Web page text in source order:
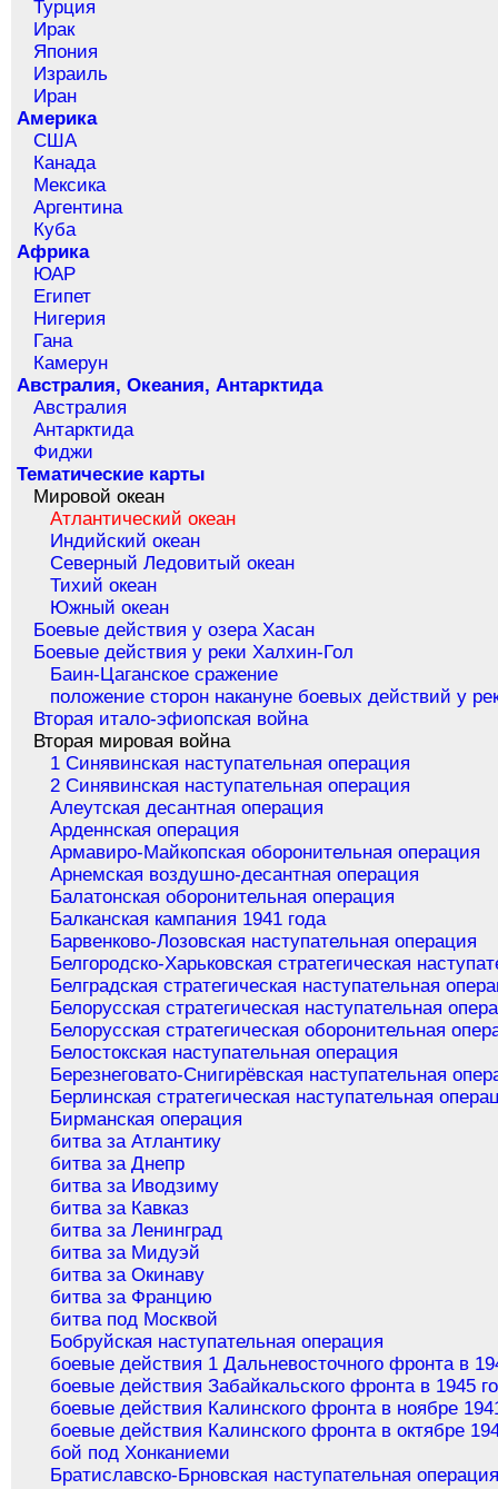
Турция
Ирак
Япония
Израиль
Иран
Америка
США
Канада
Мексика
Аргентина
Куба
Африка
ЮАР
Египет
Нигерия
Гана
Камерун
Австралия, Океания, Антарктида
Австралия
Антарктида
Фиджи
Тематические карты
Мировой океан
Атлантический океан
Индийский океан
Северный Ледовитый океан
Тихий океан
Южный океан
Боевые действия у озера Хасан
Боевые действия у реки Халхин-Гол
Баин-Цаганское сражение
положение сторон накануне боевых действий у
Вторая итало-эфиопская война
Вторая мировая война
1 Синявинская наступательная операция
2 Синявинская наступательная операция
Алеутская десантная операция
Арденнская операция
Армавиро-Майкопская оборонительная операция
Арнемская воздушно-десантная операция
Балатонская оборонительная операция
Балканская кампания 1941 года
Барвенково-Лозовская наступательная операция
Белгородско-Харьковская стратегическая
Белградская стратегическая наступательная
Белорусская стратегическая наступательная
Белорусская стратегическая оборонительная
Белостокская наступательная операция
Березнеговато-Снигирёвская наступательная
Берлинская стратегическая наступательная
Бирманская операция
битва за Атлантику
битва за Днепр
битва за Иводзиму
битва за Кавказ
битва за Ленинград
битва за Мидуэй
битва за Окинаву
битва за Францию
битва под Москвой
Бобруйская наступательная операция
боевые действия 1 Дальневосточного фронта в
боевые действия Забайкальского фронта в 1945
боевые действия Калинского фронта в ноябре
боевые действия Калинского фронта в октябре
бой под Хонканиеми
Братиславско-Брновская наступательная